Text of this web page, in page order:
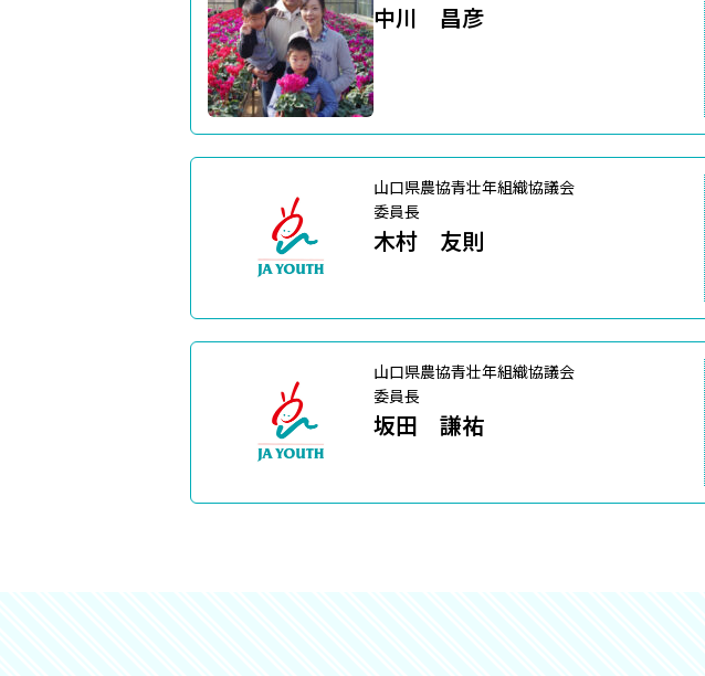
中川 昌彦
山口県農協青壮年組織協議会
委員長
木村 友則
山口県農協青壮年組織協議会
委員長
坂田 謙祐